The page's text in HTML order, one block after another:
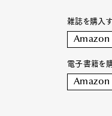
雑誌を購入
Amazon
電子書籍を